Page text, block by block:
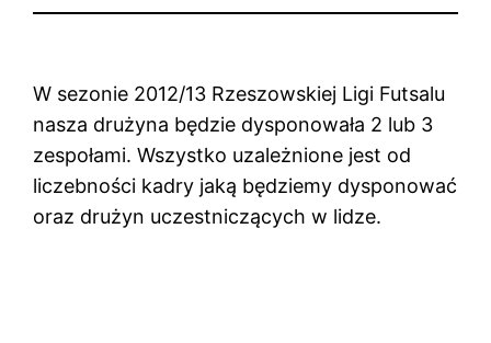
W sezonie 2012/13 Rzeszowskiej Ligi Futsalu
nasza drużyna będzie dysponowała 2 lub 3
zespołami. Wszystko uzależnione jest od
liczebności kadry jaką będziemy dysponować
oraz drużyn uczestniczących w lidze.